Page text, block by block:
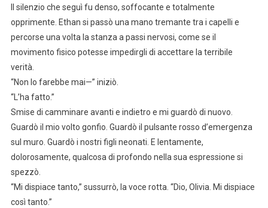
Il silenzio che seguì fu denso, soffocante e totalmente
opprimente. Ethan si passò una mano tremante tra i capelli e
percorse una volta la stanza a passi nervosi, come se il
movimento fisico potesse impedirgli di accettare la terribile
verità.
“Non lo farebbe mai—” iniziò.
“L’ha fatto.”
Smise di camminare avanti e indietro e mi guardò di nuovo.
Guardò il mio volto gonfio. Guardò il pulsante rosso d’emergenza
sul muro. Guardò i nostri figli neonati. E lentamente,
dolorosamente, qualcosa di profondo nella sua espressione si
spezzò.
“Mi dispiace tanto,” sussurrò, la voce rotta. “Dio, Olivia. Mi dispiace
così tanto.”